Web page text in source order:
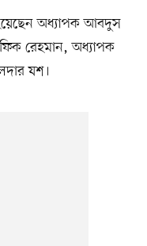
অধ্যাপক আবদুস
রেহমান, অধ্যাপক
যশ।